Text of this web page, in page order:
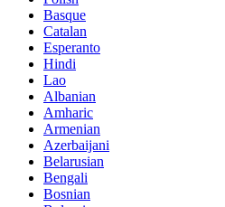
Basque
Catalan
Esperanto
Hindi
Lao
Albanian
Amharic
Armenian
Azerbaijani
Belarusian
Bengali
Bosnian